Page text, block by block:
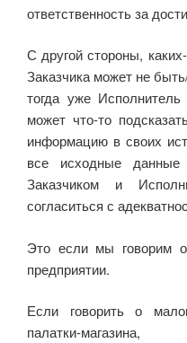
ответственность за
С другой стороны,
Заказчика может не
тогда уже
может что-то
информацию в своих
все исходные
Заказчиком и
согласиться с
Это если мы говорим
предприятии.
Если говорить о
палатки-